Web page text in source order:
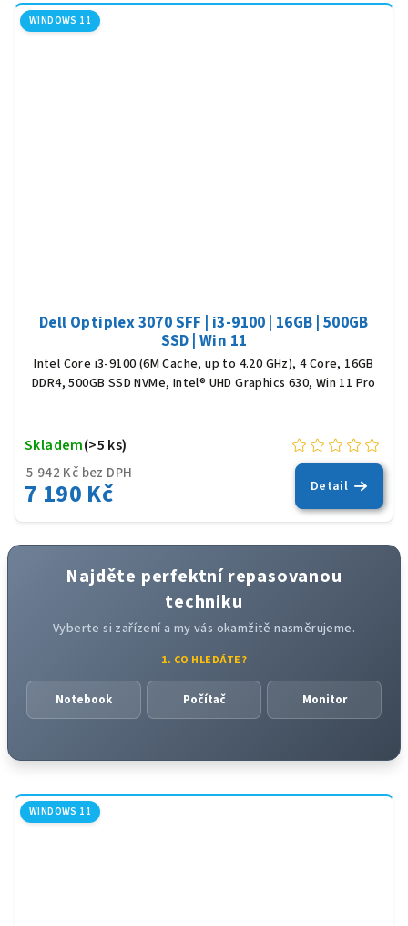
5
WINDOWS 11
Dell Optiplex 3070 SFF | i3-9100 | 16GB | 500GB
SSD | Win 11
Intel Core i3-9100 (6M Cache, up to 4.20 GHz), 4 Core, 16GB
DDR4, 500GB SSD NVMe, Intel® UHD Graphics 630, Win 11 Pro
5 942 Kč bez DPH
7 190 Kč
Skladem(>5 ks)
Detail
Najděte perfektní repasovanou
techniku
Vyberte si zařízení a my vás okamžitě nasměrujeme.
1. CO HLEDÁTE?
Notebook Počítač Monitor
WINDOWS 11